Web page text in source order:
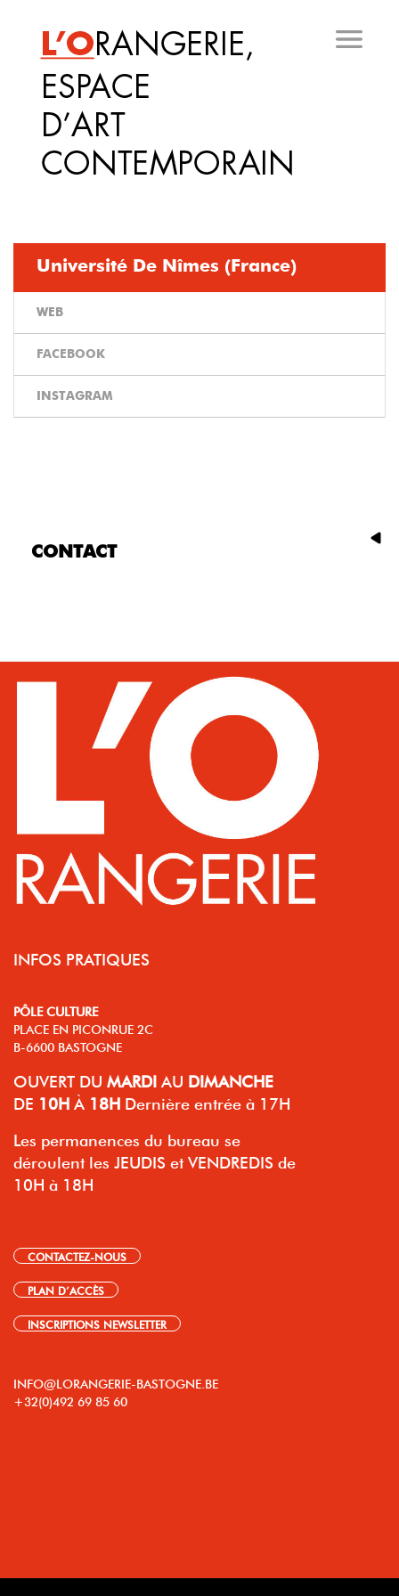
principal
Université De Nîmes (France)
WEB
FACEBOOK
INSTAGRAM
CONTACT
INFOS PRATIQUES
PÔLE CULTURE
PLACE EN PICONRUE 2C
B-6600 BASTOGNE
OUVERT DU MARDI AU DIMANCHE
DE 10H À 18H Dernière entrée à 17H
Les permanences du bureau se
déroulent les JEUDIS et VENDREDIS de
10H à 18H
CONTACTEZ-NOUS
PLAN D’ACCÈS
INSCRIPTIONS NEWSLETTER
INFO@LORANGERIE-BASTOGNE.BE
+32(0)492 69 85 60